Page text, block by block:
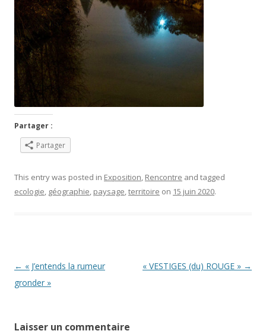
Partager :
Partager
This entry was posted in Exposition, Rencontre and tagged
ecologie, géographie, paysage,territoire on 15 juin 2020.
Post navigation
← « J’entends la rumeur
gronder »
« VESTIGES (du) ROUGE » →
Laisser un commentaire